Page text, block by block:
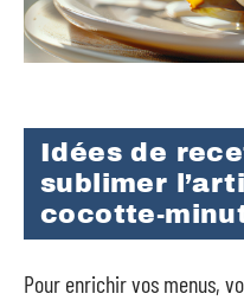
Idées de
sublimer
cocotte-
Pour enrichir vos menus,